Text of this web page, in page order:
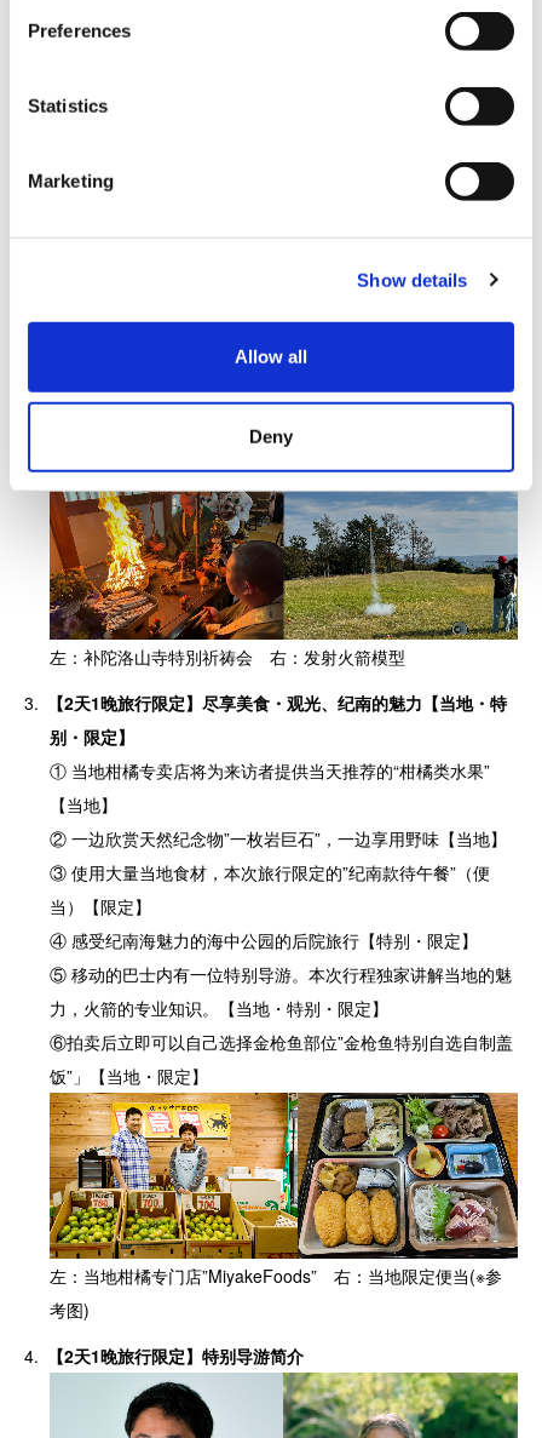
Preferences
Statistics
Marketing
Show details
Allow all
Deny
行祈祷发射成功的特别护摩祈祷会
特别限定公开通常1年只公开2次的秘佛
自制火箭模型并发射至100ｍ以上高空
⑥（2天1晚旅行限定
火箭纪念碑前与吉祥物宇宙Nanchara
左：Sora-Miru展示物 右：日本最大地球仪
左：补陀洛山寺特別祈祷会 右：发射火箭模型
【2天1晚旅行限定】尽享美食・观光、纪南的魅力【当地・特
别・限定】
① 当地柑橘专卖店将为来访者提供当天推荐的“柑橘类水果”
【当地】
② 一边欣赏天然纪念物”一枚岩巨石”，一边享用野味【当地】
③ 使用大量当地食材，本次旅行限定的”纪南款待午餐”（便
当）【限定】
④ 感受纪南海魅力的海中公园的后院旅行【特别・限定】
⑤ 移动的巴士内有一位特别导游。本次行程独家讲解当地的魅
力，火箭的专业知识。【当地・特别・限定】
⑥拍卖后立即可以自己选择金枪鱼部位”金枪鱼特别自选自制盖
饭”」【当地・限定】
左：当地柑橘专门店”MiyakeFoods” 右：当地限定便当(※参
考图)
【2天1晚旅行限定】特别导游简介